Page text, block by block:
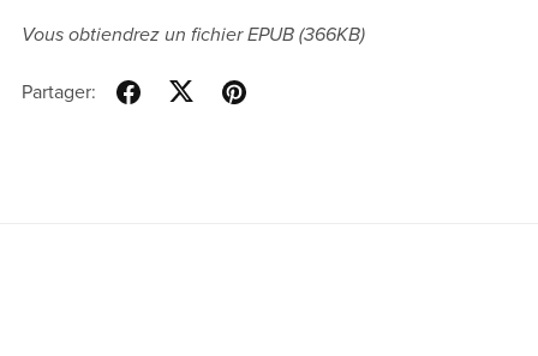
Vous obtiendrez un fichier EPUB (366KB)
Partager: